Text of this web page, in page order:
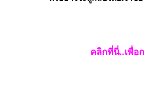
คลิกที่นี่..เพื่อ